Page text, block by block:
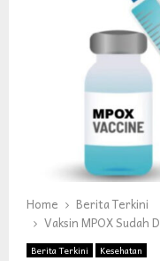
Home
Berita Terkini
Vaksin MPOX Sudah
Berita Terkini Kesehatan